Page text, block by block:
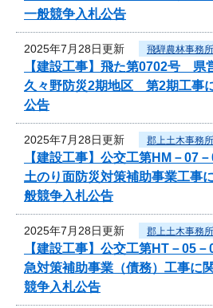
一般競争入札公告
2025年7月28日更新 飛騨農林事務所
【建設工事】飛た第0702号
久々野防災2期地区 第2期工事
公告
2025年7月28日更新 郡上土木事務所
【建設工事】公交工第HM－07
土のり面防災対策補助事業工事
般競争入札公告
2025年7月28日更新 郡上土木事務所
【建設工事】公交工第HT－05
急対策補助事業（債務）工事に
競争入札公告